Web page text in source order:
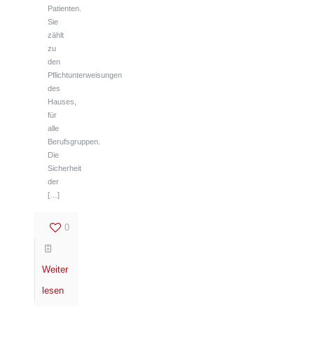
Patienten.
Sie
zählt
zu
den
Pflichtunterweisungen
des
Hauses,
für
alle
Berufsgruppen.
Die
Sicherheit
der
[…]
0
Weiter
lesen